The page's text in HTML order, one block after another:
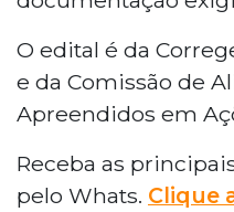
O edital é da
e da Comissão de
Apreendidos em
Receba as
pelo Whats. Clique